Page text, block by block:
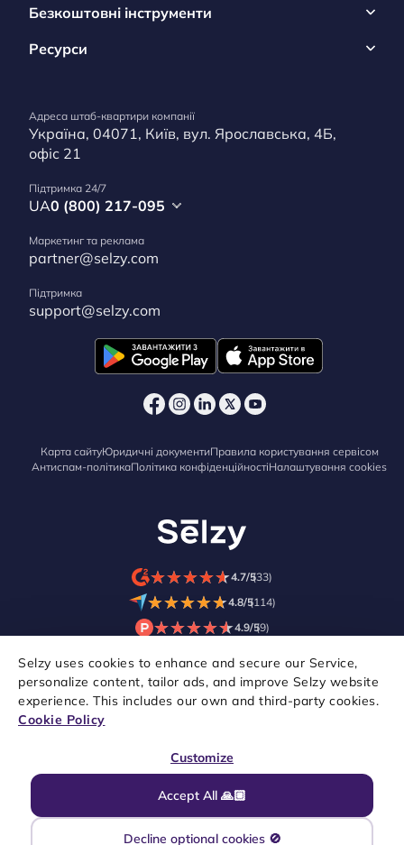
Selzy uses cookies to enhance and secure our Service,
personalize content, tailor ads, and improve Selzy website
experience. This includes our own and third-party cookies.
Cookie Policy
Accept All 🙏🏼
Customize
Decline optional cookies 🚫
Безкоштовні інструменти
Ресурси
Адреса штаб-квартири компанії
Україна, 04071, Київ, вул. Ярославська, 4Б,
офіс 21
Підтримка 24/7
UA0 (800) 217-095
Маркетинг та реклама
partner@selzy.com
Підтримка
support@selzy.com
Карта сайтуЮридичні документиПравила користування сервісом
Антиспам-політикаПолітика конфіденційностіНалаштування cookies
★★★★★
★★★★★4.7/5(33)
★★★★★
★★★★★4.8/5(114)
★★★★★
★★★★★4.9/5(9)
© 2021–2026 Selzy. Всі права захищені.